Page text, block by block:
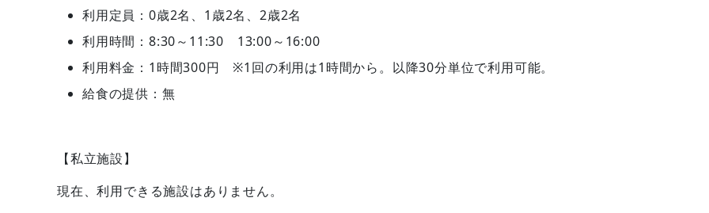
利用定員：0歳2名、1歳2名、2歳2名
利用時間：8:30～11:30 13:00～16:00
利用料金：1時間300円 ※1回の利用は1時間から。以降30分単位で利用可能。
給食の提供：無
【私立施設】
現在、利用できる施設はありません。